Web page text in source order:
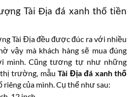
Tài Địa đá xanh thố tiền
Tài Địa đều được đúc ra với nhiều
vậy mà khách hàng sẽ mua đúng
mình. Cũng tương tự như những
trường, mẫu Tài Địa đá xanh thố
riêng của mình. Cụ thể như sau: